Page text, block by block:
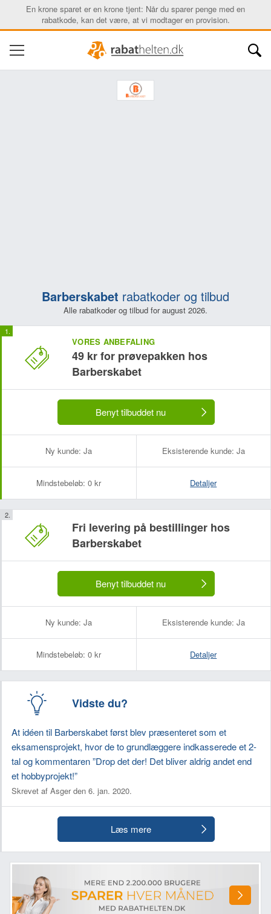
En krone sparet er en krone tjent: Når du sparer penge med en
rabatkode, kan det være, at vi modtager en provision.
Barberskabet rabatkoder og tilbud
Alle rabatkoder og tilbud for august 2026.
VORES ANBEFALING
49 kr for prøvepakken hos
Barberskabet
Benyt tilbuddet nu
Ny kunde: Ja Eksisterende kunde: Ja
Mindstebeløb: 0 kr Detaljer
Fri levering på bestillinger hos
Barberskabet
Benyt tilbuddet nu
Ny kunde: Ja Eksisterende kunde: Ja
Mindstebeløb: 0 kr Detaljer
Vidste du?
At idéen til Barberskabet først blev præsenteret som et
eksamensprojekt, hvor de to grundlæggere indkasserede et 2-
tal og kommentaren ”Drop det der! Det bliver aldrig andet end
et hobbyprojekt!”
Skrevet af Asger den 6. jan. 2020.
Læs mere